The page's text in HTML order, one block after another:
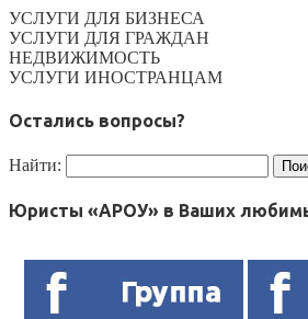
УСЛУГИ ДЛЯ БИЗНЕСА
УСЛУГИ ДЛЯ ГРАЖДАН
НЕДВИЖИМОСТЬ
УСЛУГИ ИНОСТРАНЦАМ
Остались вопросы?
Найти:
Юристы «АРОУ» в Ваших